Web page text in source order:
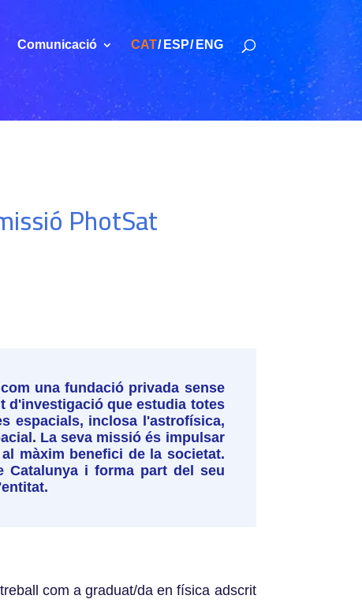
Comunicació CAT ESP ENG
PhotSat
una fundació privada sense
d'investigació que estudia totes
espacials, inclosa l'astrofísica,
La seva missió és impulsar
màxim benefici de la societat.
Catalunya i forma part del seu
com a graduat/da en física adscrit